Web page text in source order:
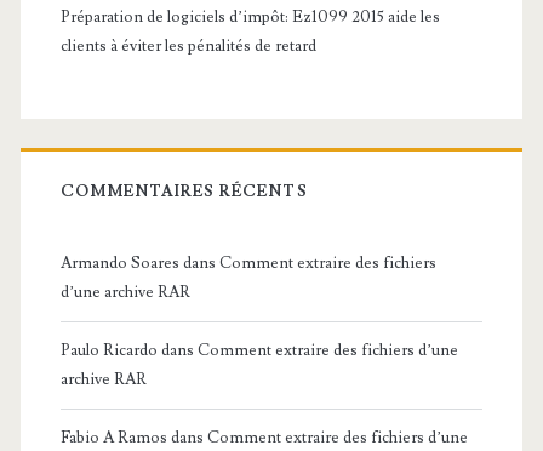
Préparation de logiciels d’impôt: Ez1099 2015 aide les
clients à éviter les pénalités de retard
COMMENTAIRES RÉCENTS
Armando Soares dans Comment extraire des fichiers
d’une archive RAR
Paulo Ricardo dans Comment extraire des fichiers d’une
archive RAR
Fabio A Ramos dans Comment extraire des fichiers d’une